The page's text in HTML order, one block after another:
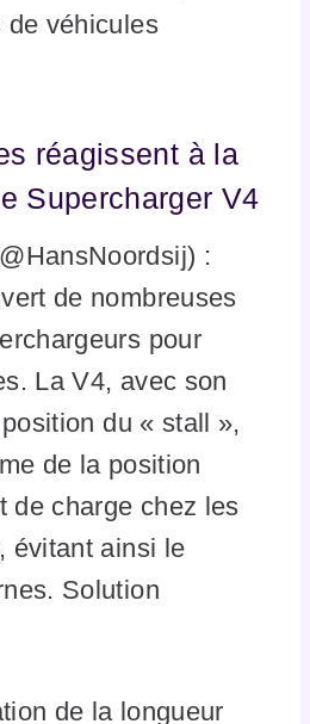
de véhicules
réagissent à la
Supercharger V4
:
de nombreuses
pour
La V4, avec son
du « stall »,
de la position
de charge chez les
évitant ainsi le
Solution
de la longueur